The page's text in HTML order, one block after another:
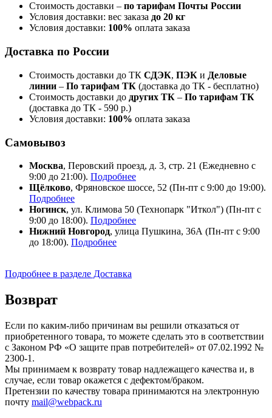
Стоимость доставки – по тарифам Почты России
Условия доставки: вес заказа до 20 кг
Условия доставки: 100% оплата заказа
Доставка по России
Стоимость доставки до ТК СДЭК, ПЭК и Деловые
линии – По тарифам ТК (доставка до ТК - бесплатно)
Стоимость доставки до других ТК – По тарифам ТК
(доставка до ТК - 590 р.)
Условия доставки: 100% оплата заказа
Самовывоз
Москва, Перовский проезд, д. 3, стр. 21 (Ежедневно с
9:00 до 21:00). Подробнее
Щёлково, Фряновское шоссе, 52 (Пн-пт с 9:00 до 19:00).
Подробнее
Ногинск, ул. Климова 50 (​Технопарк "Иткол") (Пн-пт с
9:00 до 18:00). Подробнее
Нижний Новгород, улица Пушкина, 36А (Пн-пт с 9:00
до 18:00). Подробнее
Подробнее в разделе Доставка
Возврат
Если по каким-либо причинам вы решили отказаться от
приобретенного товара, то можете сделать это в соответствии
с Законом РФ «О защите прав потребителей» от 07.02.1992 №
2300-1.
Мы принимаем к возврату товар надлежащего качества и, в
случае, если товар окажется с дефектом/браком.
Претензии по качеству товара принимаются на электронную
почту mail@webpack.ru